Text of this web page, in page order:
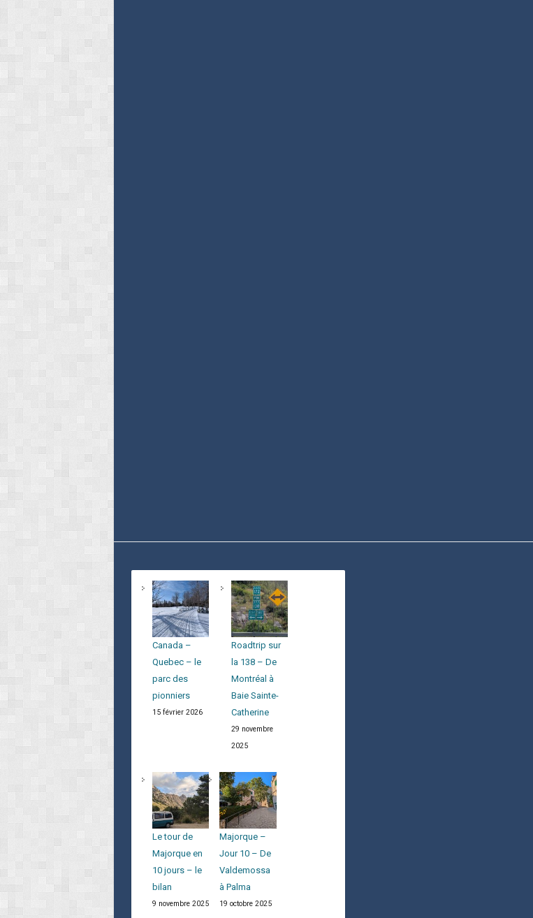
Canada –
Quebec – le
parc des
pionniers
15 février 2026
Roadtrip sur
la 138 – De
Montréal à
Baie Sainte-
Catherine
29 novembre
2025
Le tour de
Majorque en
10 jours – le
bilan
9 novembre 2025
Majorque –
Jour 10 – De
Valdemossa
à Palma
19 octobre 2025